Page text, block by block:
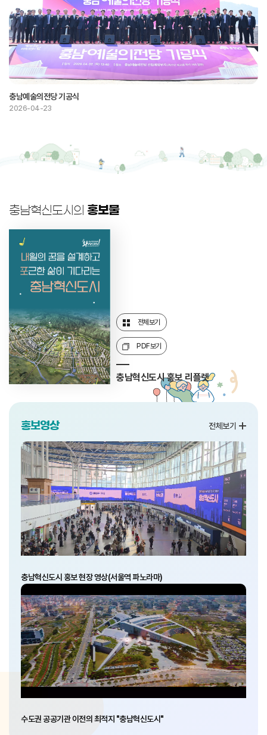
충남예술의전당 기공식
2026-04-23
충남혁신도시의 홍보물
전체보기
PDF보기
충남혁신도시 홍보 리플렛
홍보영상 전체보기
충남혁신도시 홍보 현장 영상(서울역 파노라마)
수도권 공공기관 이전의 최적지 "충남혁신도시"